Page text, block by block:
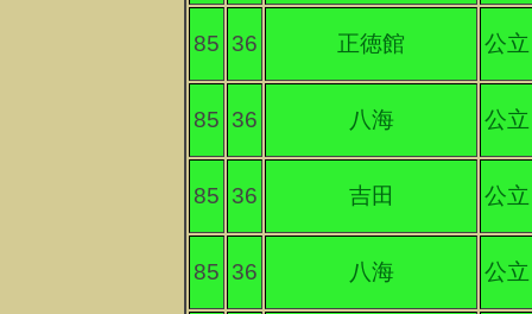
85 36 正徳館 公立
85 36 八海 公立
85 36 吉田 公立
85 36 八海 公立